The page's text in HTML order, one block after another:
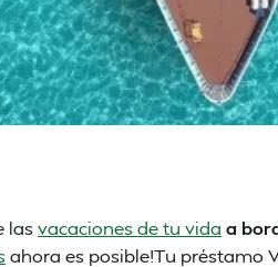
lasvacaciones de tu vida a
ahora es posible!Tu préstamo